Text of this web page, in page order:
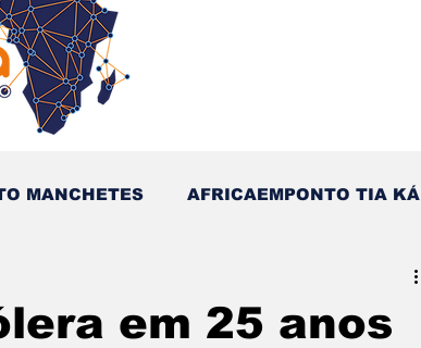
MANCHETES AFRICAEMPONTO TIA KÁ
(Blog - Inglês)
em 25 anos